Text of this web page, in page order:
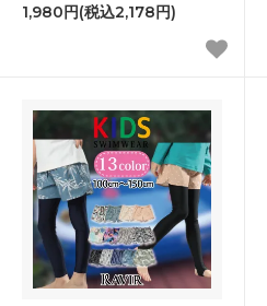
1,980円(税込2,178円)